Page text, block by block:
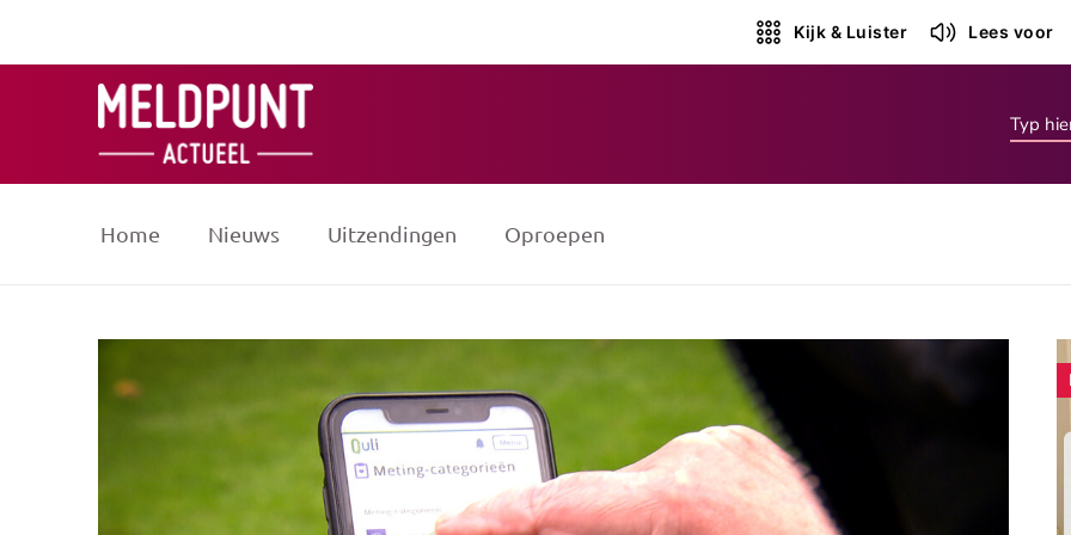
Kijk & Luister Lees voor
Home Nieuws Uitzendingen Oproepen